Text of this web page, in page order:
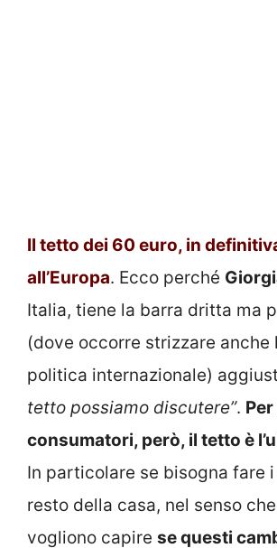
Il tetto dei 60 euro, in
all’Europa. Ecco perché
Italia, tiene la barra dritta ma
(dove occorre strizzare anche
politica internazionale)
tetto possiamo discutere”.
consumatori, però, il tetto è
In particolare se bisogna fare
resto della casa, nel senso
vogliono capire se questi